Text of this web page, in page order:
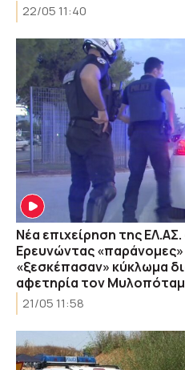
22/05 11:40
Νέα επιχείρηση της
Ερευνώντας
«ξεσκέπασαν» κύκλωμα
αφετηρία τον
21/05 11:58